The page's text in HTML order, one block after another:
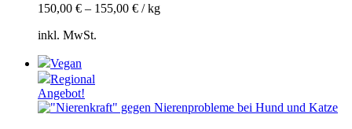
150,00 € – 155,00 € /kg
inkl. MwSt.
Vegan
Regional
Angebot!